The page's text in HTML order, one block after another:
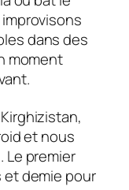
dans des
moment
et nous
Le premier
demie pour